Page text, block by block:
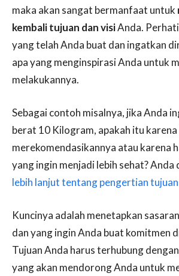
maka akan sangat bermanfaat untuk
kembali tujuan dan visiAnda.
yang telah Anda buat dan ingatkan
apa yang menginspirasi Anda untuk
melakukannya.
Sebagai contoh misalnya, jika Anda
berat 10 Kilogram, apakah itu
merekomendasikannya atau karena
yang ingin menjadi lebih sehat? Anda
lebih lanjut tentang pengertian tujuan
Kuncinya adalah menetapkan
dan yang ingin Anda buat komitmen
Tujuan Anda harus terhubung
yang akan mendorong Anda untuk